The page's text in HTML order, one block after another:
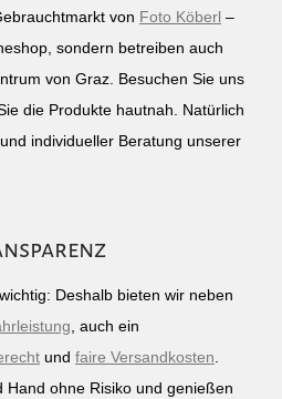
von Foto Köberl –
sondern betreiben auch
von Graz. Besuchen Sie uns
die Produkte hautnah. Natürlich
individueller Beratung unserer
Deshalb bieten wir neben
, auch ein
und faire Versandkosten
Hand ohne Risiko und genießen